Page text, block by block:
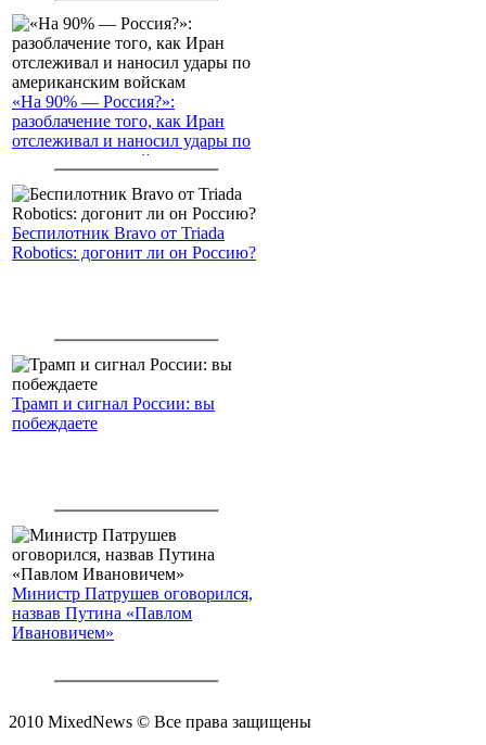
«На 90% — Россия?»:
разоблачение того, как Иран
отслеживал и наносил удары по
американским войскам
Беспилотник Bravo от Triada
Robotics: догонит ли он Россию?
Трамп и сигнал России: вы
побеждаете
Министр Патрушев оговорился,
назвав Путина «Павлом
Ивановичем»
2010 MixedNews © Все права защищены